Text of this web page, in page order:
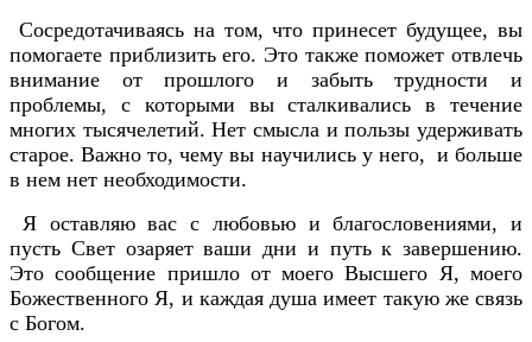
Сосредотачиваясь на том, что принесет будущее, вы
помогаете приблизить его. Это также поможет отвлечь
внимание от прошлого и забыть трудности и
проблемы, с которыми вы сталкивались в течение
многих тысячелетий. Нет смысла и пользы удерживать
старое. Важно то, чему вы научились у него, и больше
в нем нет необходимости.
Я оставляю вас с любовью и благословениями, и
пусть Свет озаряет ваши дни и путь к завершению.
Это сообщение пришло от моего Высшего Я, моего
Божественного Я, и каждая душа имеет такую же связь
с Богом.